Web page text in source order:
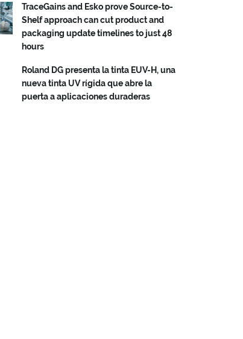
TraceGains and Esko prove Source-to-
Shelf approach can cut product and
packaging update timelines to just 48
hours
Roland DG presenta la tinta EUV-H, una
nueva tinta UV rígida que abre la
puerta a aplicaciones duraderas